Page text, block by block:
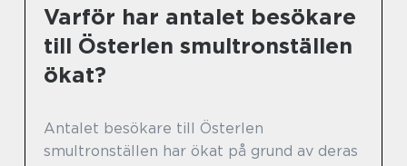
Varför har antalet besökare
till Österlen smultronställen
ökat?
Antalet besökare till Österlen
smultronställen har ökat på grund av deras